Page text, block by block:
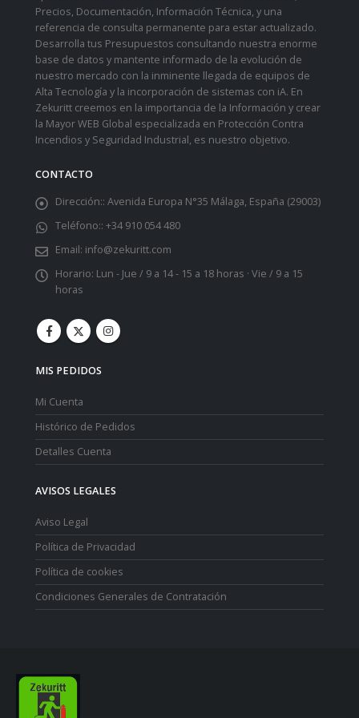
Precios, Documentación, Información Técnica, y una
referencia de consulta permanente para estar actualizado.
Desarrolla tus Presupuestos consultando nuestra enorme
base de datos y mantente informado de la evolución de
nuestro mercado con la inminente llegada de equipos de
Alta Tecnología y la incorporación de sistemas con iA. En
Zekuritt creemos en la importancia de la Información y crear
la Mayor WEB Global especializada en Protección Contra
Incendios y Seguridad Industrial, es nuestro objetivo.
CONTACTO
Dirección:: Avenida Europa N°35 Málaga, España (29003)
Teléfono:: +34 910 054 480
Email: info@zekuritt.com
Horario: Lun - Jue / 9 a 14 - 15 a 18 horas · Vie / 9 a 15
horas
MIS PEDIDOS
Mi Cuenta
Histórico de Pedidos
Detalles Cuenta
AVISOS LEGALES
Aviso Legal
Política de Privacidad
Política de cookies
Condiciones Generales de Contratación